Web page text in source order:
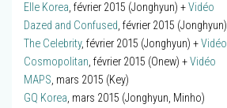
Elle Korea, février 2015 (Jonghyun) +Vidéo
Dazed and Confused, février 2015 (Jonghyun)
The Celebrity, février 2015 (Jonghyun) +Vidéo
Cosmopolitan, février 2015 (Onew) +Vidéo
MAPS, mars 2015 (Key)
GQ Korea, mars 2015 (Jonghyun, Minho)